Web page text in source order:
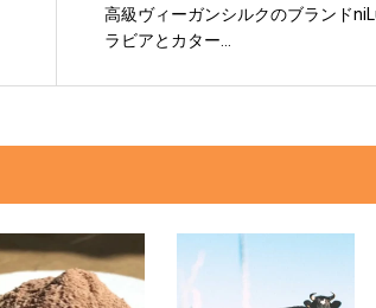
高級ヴィーガンシルクのブランド
ラビアとカター...